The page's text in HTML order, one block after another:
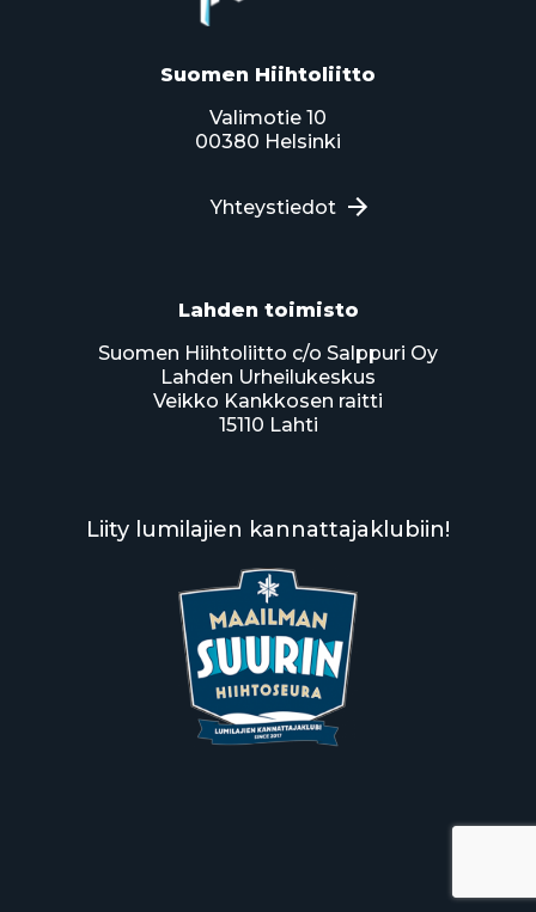
Suomen Hiihtoliitto
Valimotie 10
00380 Helsinki
Yhteystiedot
Lahden toimisto
Suomen Hiihtoliitto c/o Salppuri Oy
Lahden Urheilukeskus
Veikko Kankkosen raitti
15110 Lahti
Liity lumilajien kannattajaklubiin!